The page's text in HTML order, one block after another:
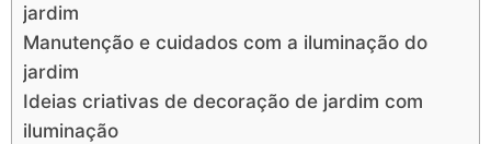
jardim
Manutenção e cuidados com a iluminação do
jardim
Ideias criativas de decoração de jardim com
iluminação